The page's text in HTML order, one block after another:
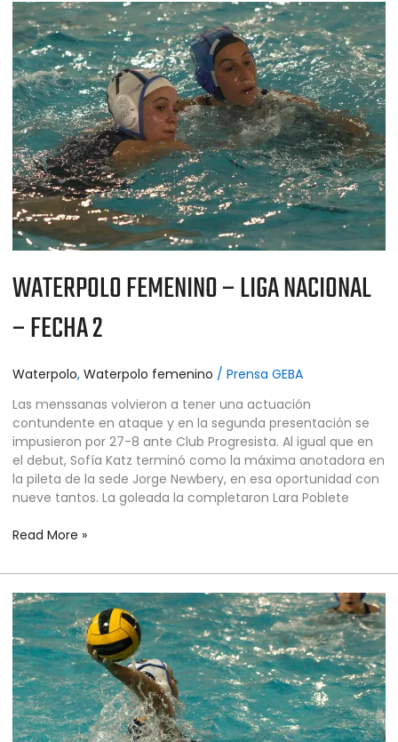
WATERPOLO FEMENINO – LIGA NACIONAL
– FECHA 2
Waterpolo, Waterpolo femenino / Prensa GEBA
Las menssanas volvieron a tener una actuación
contundente en ataque y en la segunda presentación se
impusieron por 27-8 ante Club Progresista. Al igual que en
el debut, Sofía Katz terminó como la máxima anotadora en
la pileta de la sede Jorge Newbery, en esa oportunidad con
nueve tantos. La goleada la completaron Lara Poblete
WATERPOLO
FEMENINO
–
LIGA
NACIONAL
–
FECHA
2
Read More »
WATERPOLO
FEMENINO
–
LIGA
NACIONAL
–
FECHA
1